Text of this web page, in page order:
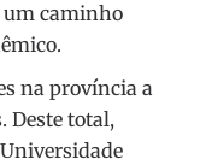
um caminho
na província a
Deste total,